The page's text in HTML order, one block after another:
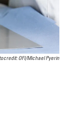
OFI/Michael Pyerin